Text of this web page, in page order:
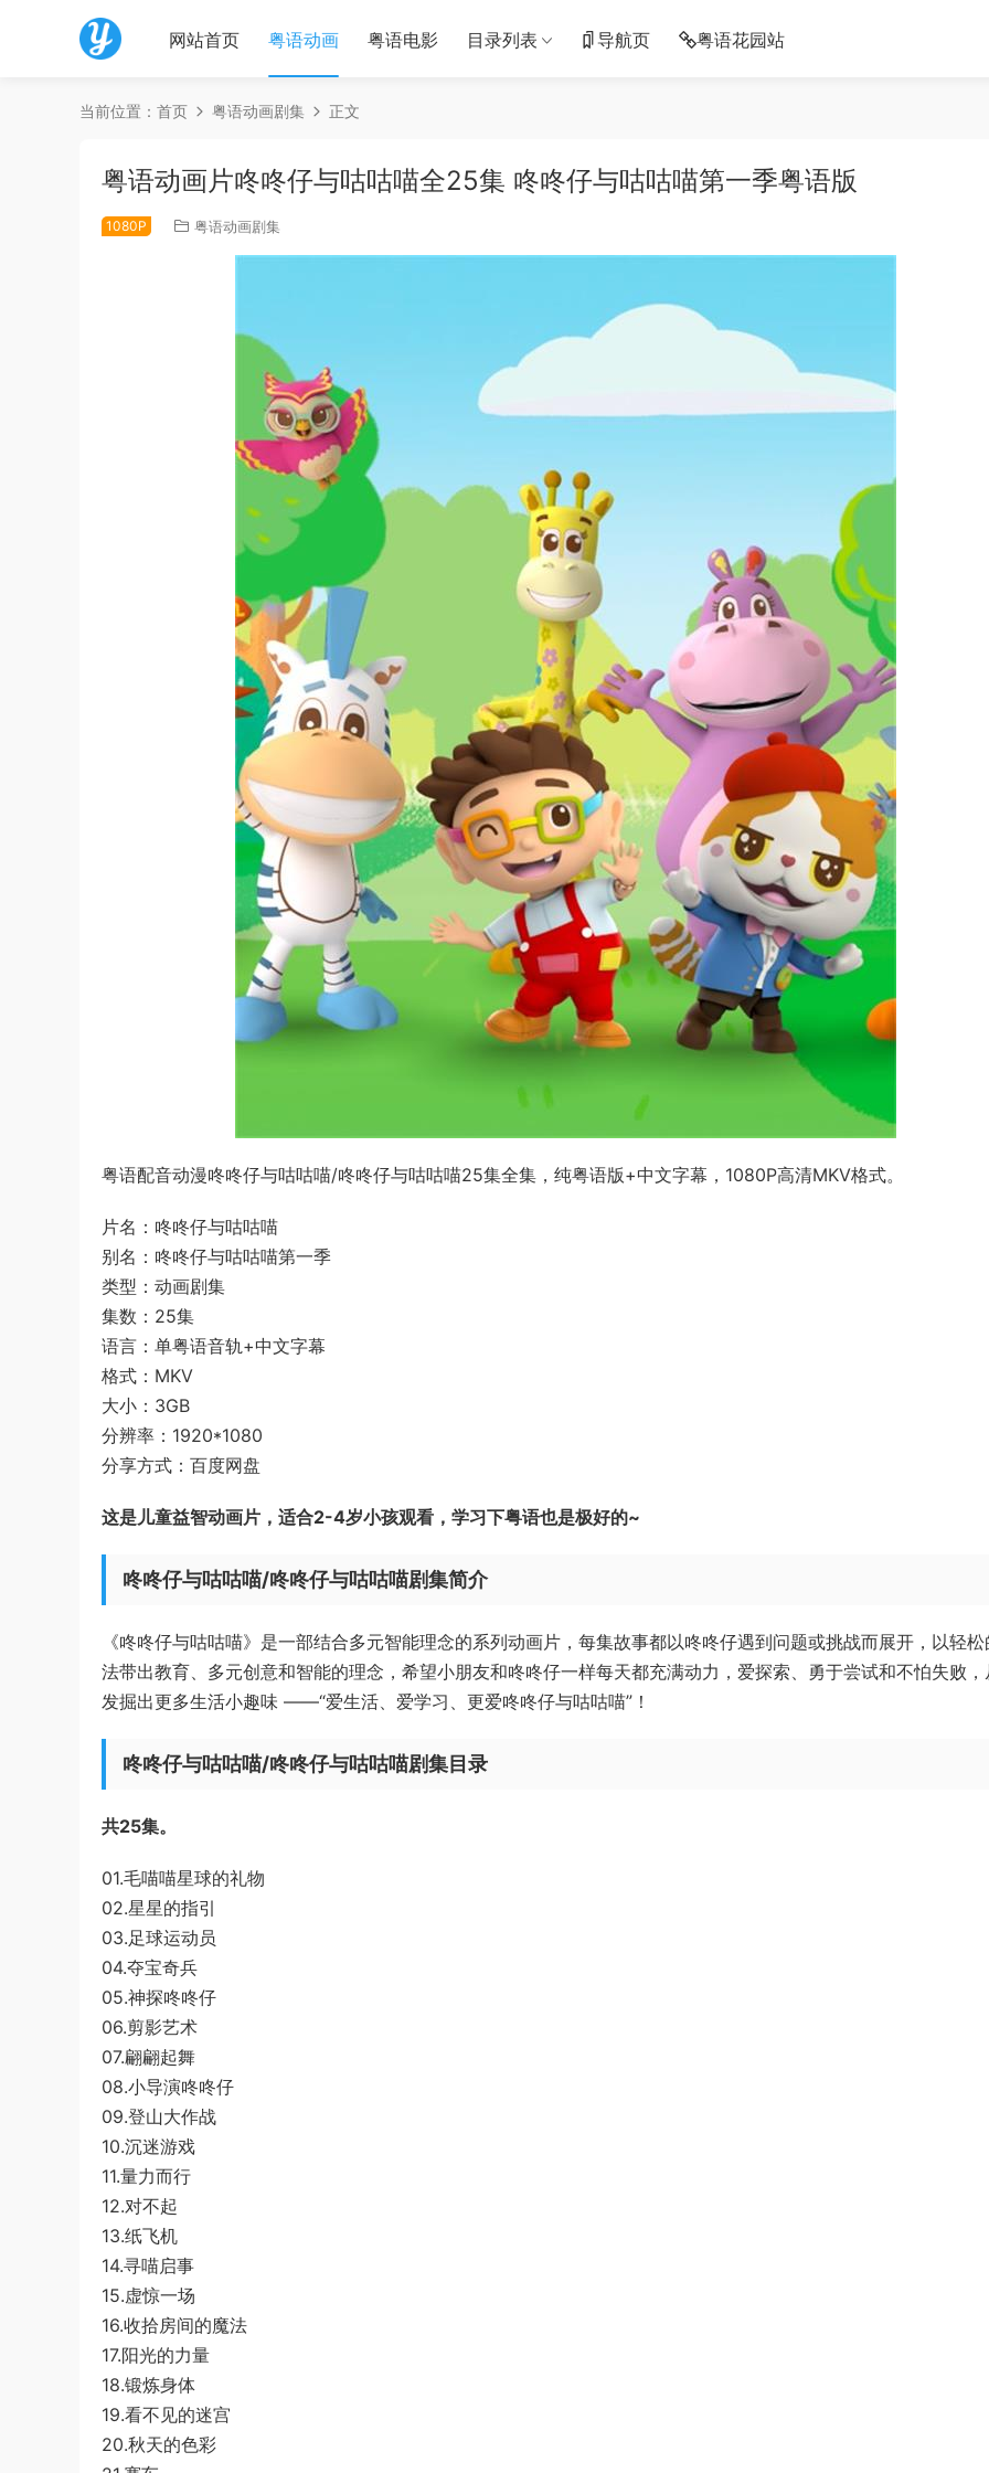
网站首页 粤语动画 粤语电影 目录列表 导航页 粤语花园站
当前位置： 首页 粤语动画剧集 正文
粤语动画片咚咚仔与咕咕喵全25集 咚咚仔与咕咕喵第一季粤语版
1080P 粤语动画剧集
粤语配音动漫咚咚仔与咕咕喵/咚咚仔与咕咕喵25集全集，纯粤语版+中文字幕，1080P高清MKV格式。
片名：咚咚仔与咕咕喵
别名：咚咚仔与咕咕喵第一季
类型：动画剧集
集数：25集
语言：单粤语音轨+中文字幕
格式：MKV
大小：3GB
分辨率：1920*1080
分享方式：百度网盘
这是儿童益智动画片，适合2-4岁小孩观看，学习下粤语也是极好的~
咚咚仔与咕咕喵/咚咚仔与咕咕喵剧集简介
《咚咚仔与咕咕喵》是一部结合多元智能理念的系列动画片，每集故事都以咚咚仔遇到问题或挑战而展开，以轻
法带出教育、多元创意和智能的理念，希望小朋友和咚咚仔一样每天都充满动力，爱探索、勇于尝试和不怕失败，
发掘出更多生活小趣味 ——“爱生活、爱学习、更爱咚咚仔与咕咕喵”！
咚咚仔与咕咕喵/咚咚仔与咕咕喵剧集目录
共25集。
01.毛喵喵星球的礼物
02.星星的指引
03.足球运动员
04.夺宝奇兵
05.神探咚咚仔
06.剪影艺术
07.翩翩起舞
08.小导演咚咚仔
09.登山大作战
10.沉迷游戏
11.量力而行
12.对不起
13.纸飞机
14.寻喵启事
15.虚惊一场
16.收拾房间的魔法
17.阳光的力量
18.锻炼身体
19.看不见的迷宫
20.秋天的色彩